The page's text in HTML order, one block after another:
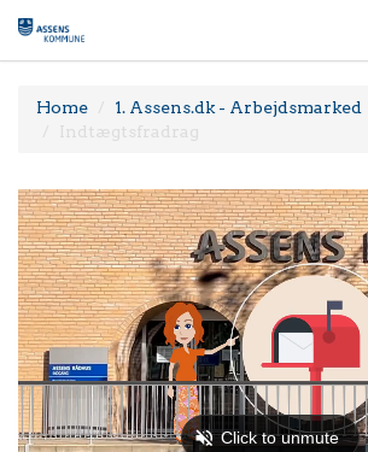
Home
1. Assens.dk - Arbejdsmarked
Indtægtsfradrag